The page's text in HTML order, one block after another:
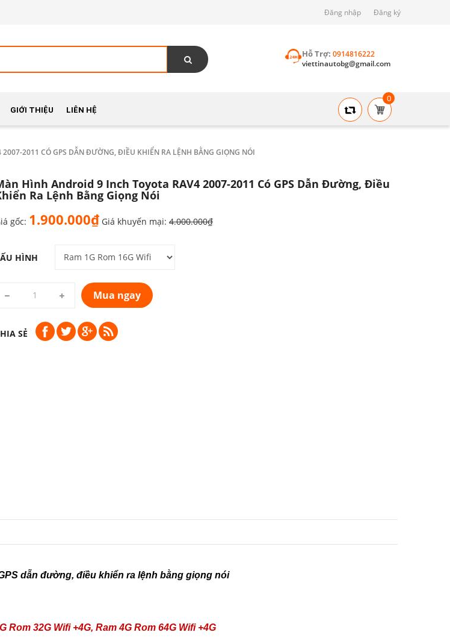
Đăng nhập Đăng ký
Hỗ Trợ:0914816222
viettinautobg@gmail.com
GIỚI THIỆU LIÊN HỆ
0
2011 CÓ GPS DẪN ĐƯỜNG, ĐIỀU KHIỂN RA LỆNH BẰNG GIỌNG NÓI
Hình Android 9 Inch Toyota RAV4 2007-2011 Có GPS Dẫn Đường, Điều
Ra Lệnh Bằng Giọng Nói
gốc: 1.900.000₫ Giá khuyến mại: 4.000.000₫
HÌNH
Mua ngay
SẺ
dẫn đường, điều khiển ra lệnh bằng giọng nói
Rom 32G Wifi +4G, Ram 4G Rom 64G Wifi +4G